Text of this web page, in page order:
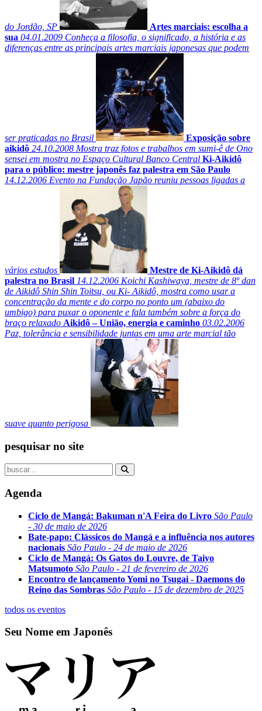
do Jordão, SP
Artes marciais: escolha a
sua 04.01.2009 Conheça a filosofia, o significado, a história e as
diferenças entre as principais artes marciais japonesas que podem
ser praticadas no Brasil
Exposição sobre
aikidô 24.10.2008 Mostra traz fotos e trabalhos em sumi-ê de Ono
sensei em mostra no Espaço Cultural Banco Central Ki-Aikidô
para o público: mestre japonês faz palestra em São Paulo
14.12.2006 Evento na Fundação Japão reuniu pessoas ligadas a
vários estudos
Mestre de Ki-Aikidô dá
palestra no Brasil 14.12.2006 Koichi Kashiwaya, mestre de 8º dan
de Aikidô Shin Shin Toitsu, ou Ki- Aikidô, mostra como usar a
concentração da mente e do corpo no ponto um (abaixo do
umbigo) para puxar o oponente e fala também sobre a força do
braço relaxado Aikidô – União, energia e caminho 03.02.2006
Paz, tolerância e sensibilidade juntas em uma arte marcial tão
suave quanto perigosa
pesquisar no site
Agenda
Ciclo de Mangá: Bakuman n'A Feira do Livro São Paulo
- 30 de maio de 2026
Bate-papo: Clássicos do Mangá e a influência nos autores
nacionais São Paulo - 24 de maio de 2026
Ciclo de Mangá: Os Gatos do Louvre, de Taiyo
Matsumoto São Paulo - 21 de fevereiro de 2026
Encontro de lançamento Yomi no Tsugai - Daemons do
Reino das Sombras São Paulo - 15 de dezembro de 2025
todos os eventos
Seu Nome em Japonês